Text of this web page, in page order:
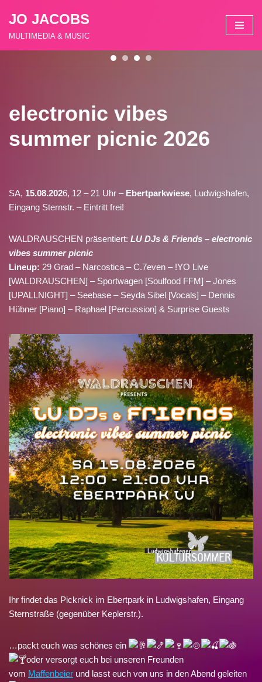
Zum
JO JACOBS
MULTIMEDIA & MUSIC
electronic vibes
summer picnic 2026
SA, 15.08.2026, 12 – 21 Uhr – Ebertparkwiese, Ludwigshafen,
Eingang Sternstr. – Eintritt frei!
WALDRAUSCHEN präsentiert: LU DJs & Friends – electronic
vibes summer picnic
Lineup: 29 Grad – Narcostica – C.7even – !YO Live
[WALDRAUSCHEN] – Sportwagen [Soulfood FFM] – Jones
[UPALLNIGHT] – Seebase – Seyda Sibel [Vocals] – Dennis
Hübner [Piano] – Raphael [Percussion] & Surprise Guests
Ihr findet das Picknick im Ebertpark in Ludwigshafen, Eingang
Sternstraße (gegenüber Keplerstr.).
…packt euch was schönes ein
oder versorgt euch bei unseren Freunden
vom Maffenbeier und lasst euch von uns in den Abend geleiten